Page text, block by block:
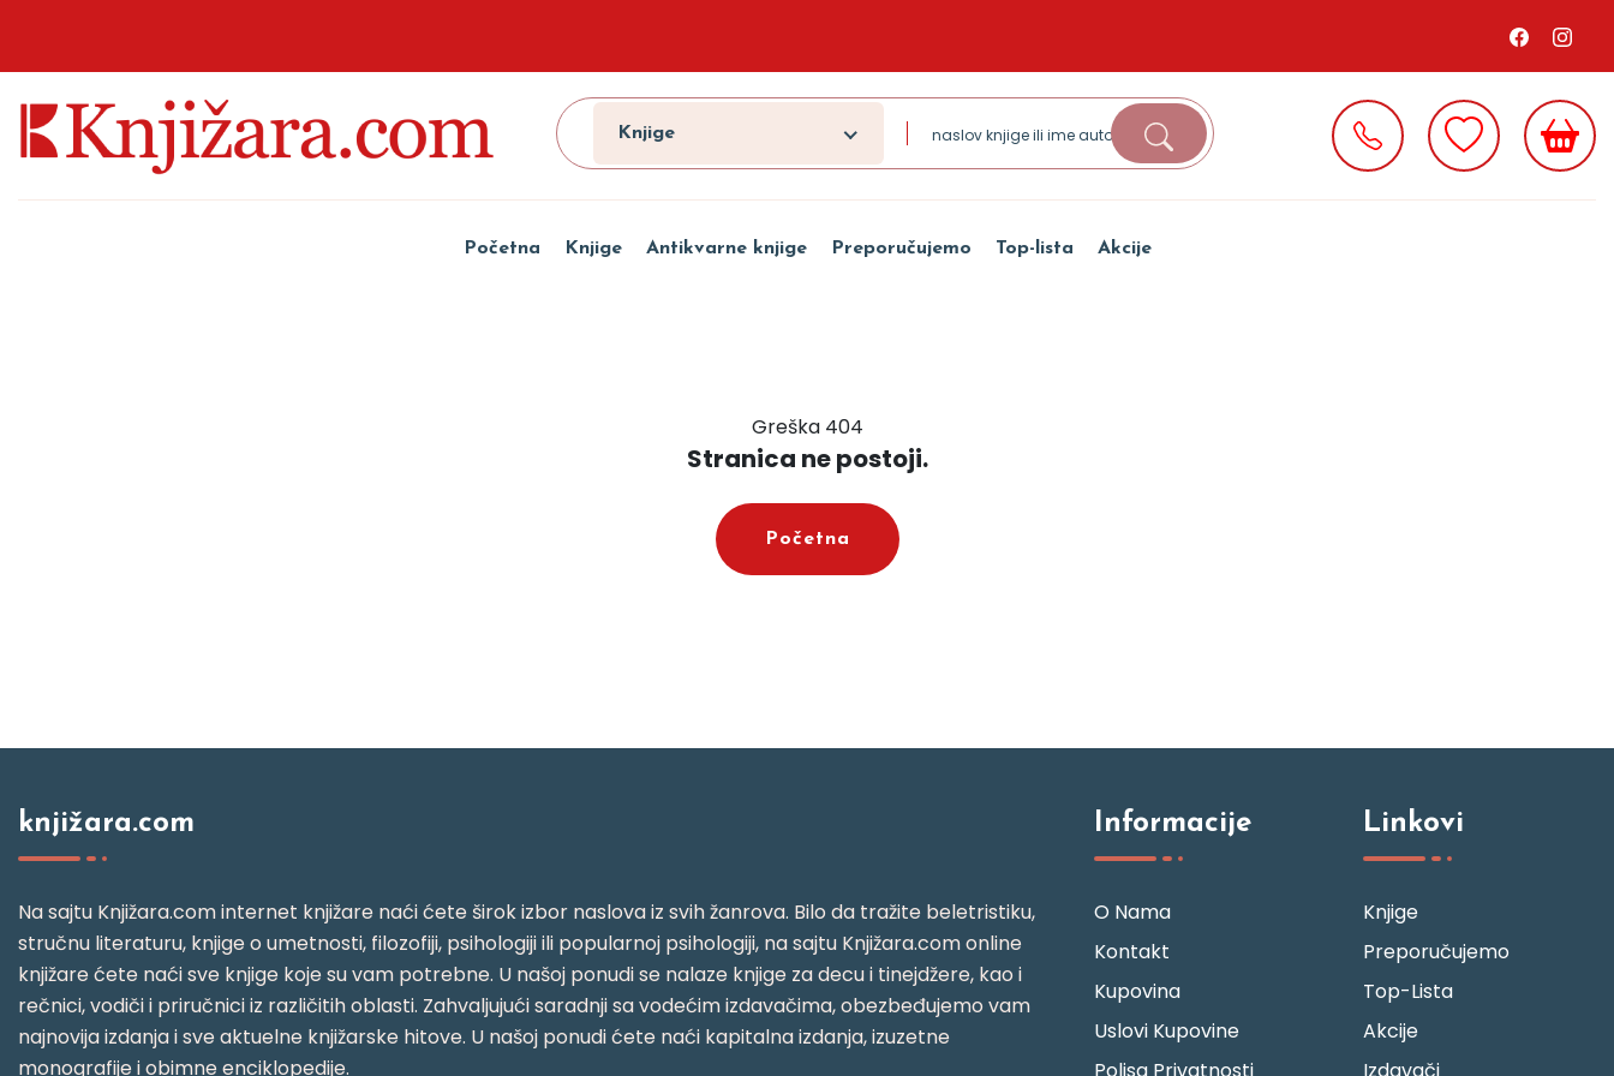
Knjige
Početna Knjige Antikvarne knjige Preporučujemo Top-lista Akcije
Greška 404
Stranica ne postoji.
Početna
knjižara.com
Na sajtu Knjižara.com internet knjižare naći ćete širok izbor naslova iz svih žanrova. Bilo da tražite beletristiku,
stručnu literaturu, knjige o umetnosti, filozofiji, psihologiji ili popularnoj psihologiji, na sajtu Knjižara.com online
knjižare ćete naći sve knjige koje su vam potrebne. U našoj ponudi se nalaze knjige za decu i tinejdžere, kao i
rečnici, vodiči i priručnici iz različitih oblasti. Zahvaljujući saradnji sa vodećim izdavačima, obezbeđujemo vam
najnovija izdanja i sve aktuelne knjižarske hitove. U našoj ponudi ćete naći kapitalna izdanja, izuzetne
monografije i obimne enciklopedije.
Informacije
O Nama
Kontakt
Kupovina
Uslovi Kupovine
Linkovi
Knjige
Preporučujemo
Top-Lista
Akcije